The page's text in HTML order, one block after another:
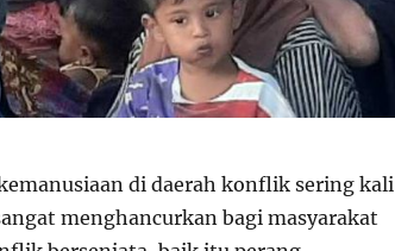
di daerah konflik sering kali
menghancurkan bagi masyarakat